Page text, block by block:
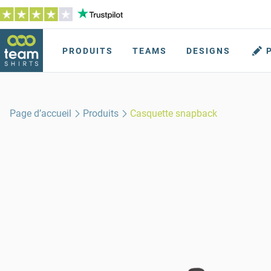
PRODUITS TEAMS DESIGNS
Page d’accueil Produits Casquette snapback